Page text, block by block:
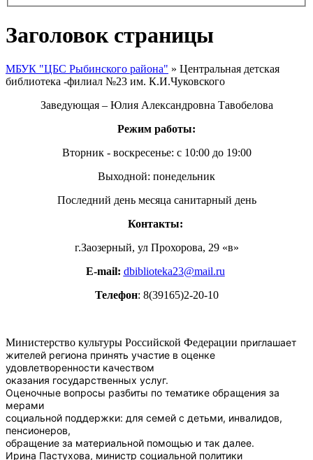
Заголовок страницы
МБУК "ЦБС Рыбинского района" » Центральная детская
библиотека -филиал №23 им. К.И.Чуковского
Заведующая – Юлия Александровна Тавобелова
Режим работы:
Вторник - воскресенье: с 10:00 до 19:00
Выходной: понедельник
Последний день месяца санитарный день
Контакты:
г.Заозерный, ул Прохорова, 29 «в»
E-mail: dbiblioteka23@mail.ru
Телефон: 8(39165)2-20-10
Министерство культуры Российской Федерации приглашает
жителей региона принять участие в оценке
удовлетворенности качеством
оказания государственных услуг.
Оценочные вопросы разбиты по тематике обращения за
мерами
социальной поддержки: для семей с детьми, инвалидов,
пенсионеров,
обращение за материальной помощью и так далее.
Ирина Пастухова, министр социальной политики